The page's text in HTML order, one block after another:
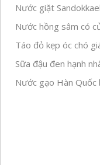
Nước giặt
Nước hồng sâm có
Táo đỏ kẹp óc chó
Sữa đậu đen hạnh
Nước gạo Hàn Quốc